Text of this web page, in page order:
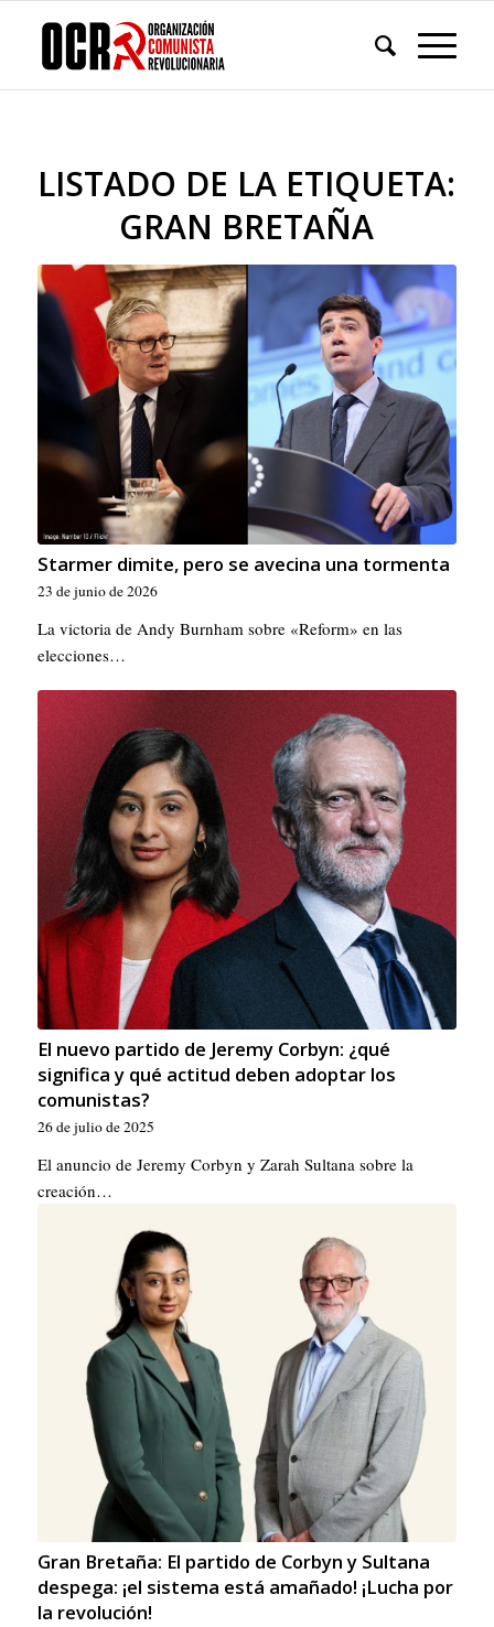
LISTADO DE LA ETIQUETA:
GRAN BRETAÑA
Starmer dimite, pero se avecina una tormenta
23 de junio de 2026
La victoria de Andy Burnham sobre «Reform» en las
elecciones…
El nuevo partido de Jeremy Corbyn: ¿qué
significa y qué actitud deben adoptar los
comunistas?
26 de julio de 2025
El anuncio de Jeremy Corbyn y Zarah Sultana sobre la
creación…
Gran Bretaña: El partido de Corbyn y Sultana
despega: ¡el sistema está amañado! ¡Lucha por
la revolución!